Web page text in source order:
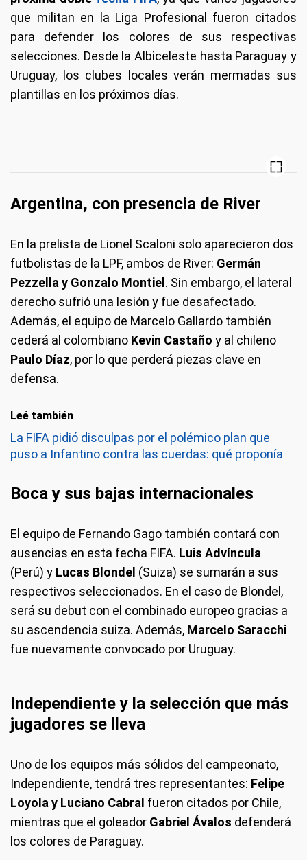
que militan en la Liga Profesional fueron citados
para defender los colores de sus respectivas
selecciones. Desde la Albiceleste hasta Paraguay y
Uruguay, los clubes locales verán mermadas sus
plantillas en los próximos días.
Argentina, con presencia de River
En la prelista de Lionel Scaloni solo aparecieron dos
futbolistas de la LPF, ambos de River: Germán
Pezzella y Gonzalo Montiel . Sin embargo, el lateral
derecho sufrió una lesión y fue desafectado.
Además, el equipo de Marcelo Gallardo también
cederá al colombiano Kevin Castaño y al chileno
Paulo Díaz, por lo que perderá piezas clave en
defensa.
Leé también
La FIFA pidió disculpas por el polémico plan que
puso a Infantino contra las cuerdas: qué proponía
Boca y sus bajas internacionales
El equipo de Fernando Gago también contará con
ausencias en esta fecha FIFA. Luis Advíncula
(Perú) y Lucas Blondel (Suiza) se sumarán a sus
respectivos seleccionados. En el caso de Blondel,
será su debut con el combinado europeo gracias a
su ascendencia suiza. Además, Marcelo Saracchi
fue nuevamente convocado por Uruguay.
Independiente y la selección que más
jugadores se lleva
Uno de los equipos más sólidos del campeonato,
Independiente, tendrá tres representantes: Felipe
Loyola y Luciano Cabral fueron citados por Chile,
mientras que el goleador Gabriel Ávalos defenderá
los colores de Paraguay.